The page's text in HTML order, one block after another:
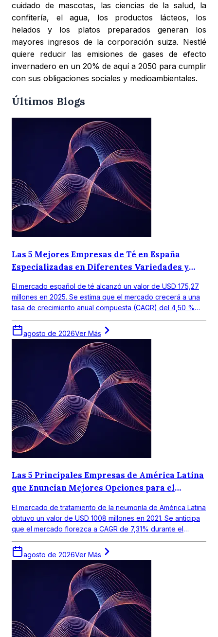
cuidado de mascotas, las ciencias de la salud, la
confitería, el agua, los productos lácteos, los
helados y los platos preparados generan los
mayores ingresos de la corporación suiza. Nestlé
quiere reducir las emisiones de gases de efecto
invernadero en un 20% de aquí a 2050 para cumplir
con sus obligaciones sociales y medioambientales.
Últimos Blogs
Las 5 Mejores Empresas de Té en España
Especializadas en Diferentes Variedades y
El mercado español de té alcanzó un valor de USD 175,27
millones en 2025. Se estima que el mercado crecerá a una
tasa de crecimiento anual compuesta (CAGR) del 4,50 %
entre 2026 y 2035, para alcanzar un valor de USD 272,19
millones en 2035.
agosto de 2026Ver Más
Las 5 Principales Empresas de América Latina
que Enuncian Mejores Opciones para el
El mercado de tratamiento de la neumonía de América Latina
obtuvo un valor de USD 1008 millones en 2021. Se anticipa
que el mercado florezca a CAGR de 7,31% durante el
periodo de pronóstico 2022-2027.
agosto de 2026Ver Más